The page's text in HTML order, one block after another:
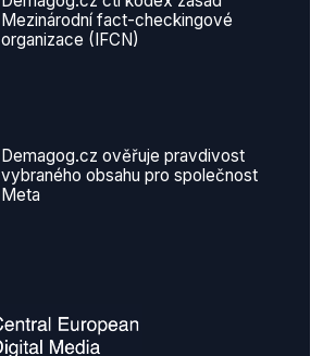
Mezinárodní fact-checkingové
organizace (IFCN)
Demagog.cz ověřuje pravdivost
vybraného obsahu pro společnost
Meta